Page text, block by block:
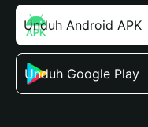
Unduh Android APK
Unduh Google Play